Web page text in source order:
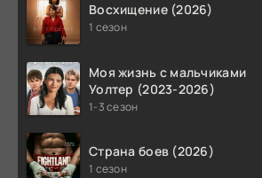
Восхищение (2026)
1 сезон
Моя жизнь с мальчиками
Уолтер (2023-2026)
1-3 сезон
Страна боев (2026)
1 сезон